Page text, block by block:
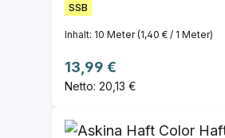
SSB
Inhalt: 10 Meter(1,40 € / 1 Meter)
Regulärer Preis:
13,99 €
Netto: 20,13 €